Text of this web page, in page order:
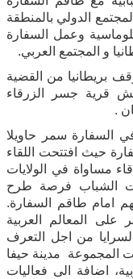
الدولي بالمنطقة
وعمل السفارة
و المجتمع العربي.
بريطانيا من القضية
قرية جسر الزرقاء
.
السفارة سمر حاويلا
حيث افتتحت اللقاء
مساواة في الولايات
الشباب فرصة طرح
امام طاقم السفارة.
على المعالم العربية
من اجل التعرف
المجموعة مدينة حيفا
اضافة الى فعاليات